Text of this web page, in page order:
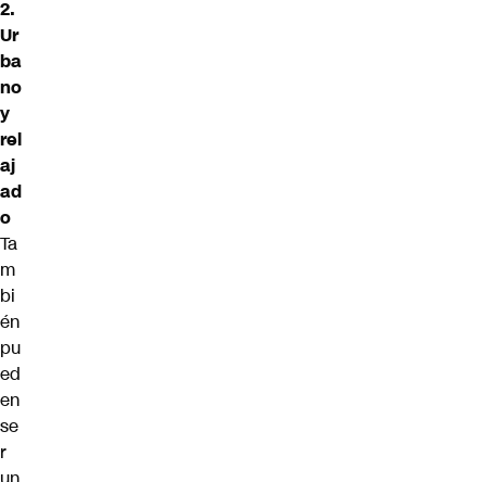
2.
Ur
ba
no
y
rel
aj
ad
o
Ta
m
bi
én
pu
ed
en
se
r